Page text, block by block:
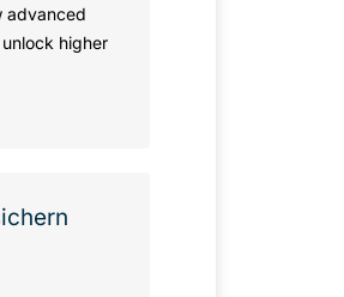
advanced
higher